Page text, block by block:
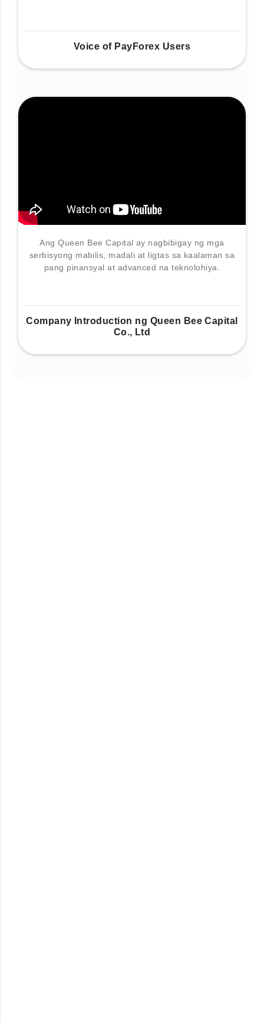
Voice of PayForex Users
Ang Queen Bee Capital ay nagbibigay ng mga
serbisyong mabilis, madali at ligtas sa kaalaman sa
pang pinansyal at advanced na teknolohiya.
Company Introduction ng Queen Bee Capital
Co., Ltd